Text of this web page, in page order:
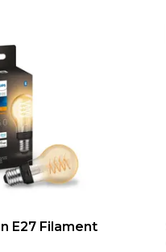
E27 Filament